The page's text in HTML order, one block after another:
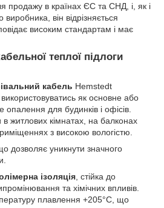
продажу в країнах ЄС та СНД, і, як і
виробника, він відрізняється
високим стандартам і має
теплої підлоги
кабель Hemstedt
як основне або
опалення для будинків і офісів.
житлових кімнатах, на балконах
з високою вологістю.
дозволяє уникнути значного
ізоляція , стійка до
та хімічних впливів.
плавлення +205°C, що